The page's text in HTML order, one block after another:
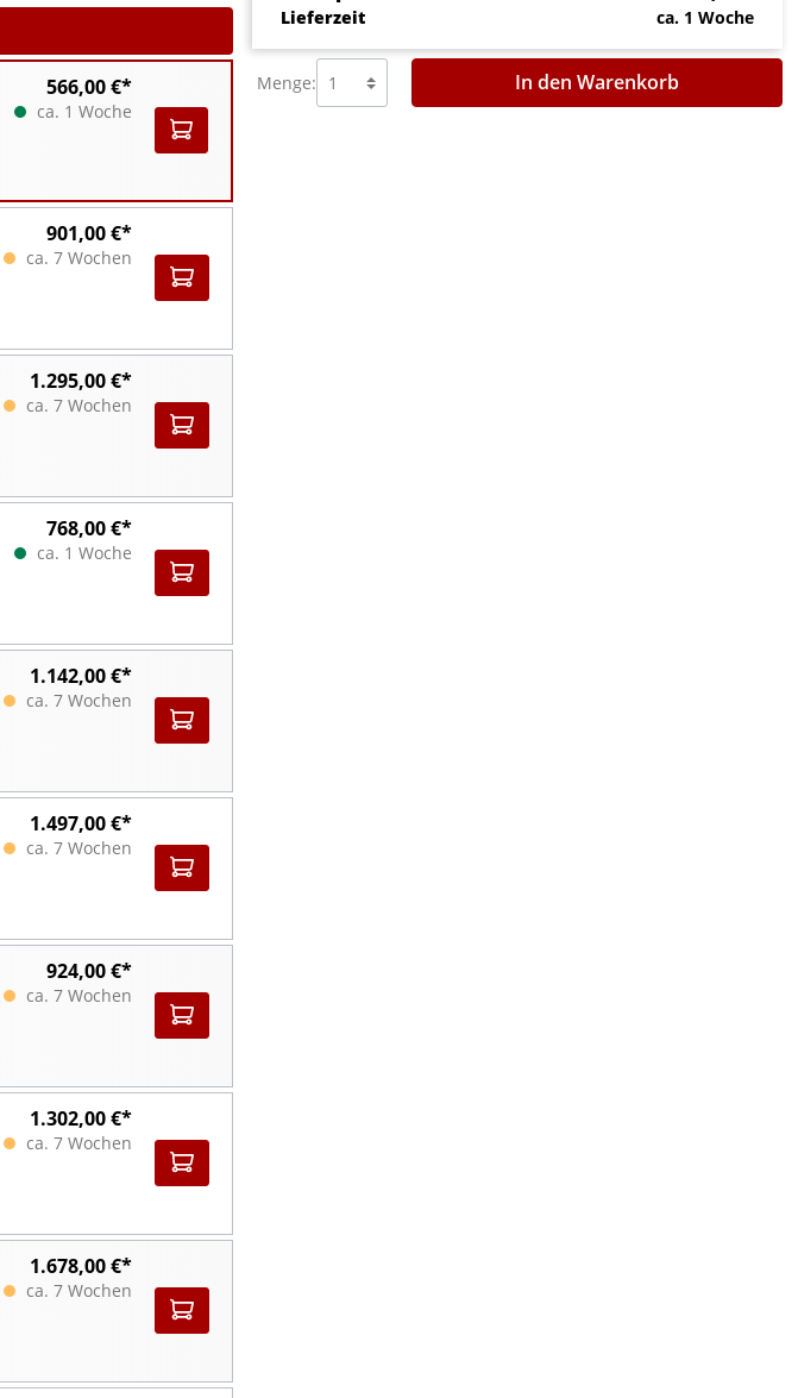
Lieferzeit ca. 1 Woche
Menge: In den Warenkorb
566,00 €*
ca. 1 Woche
901,00 €*
ca. 7 Wochen
1.295,00 €*
ca. 7 Wochen
768,00 €*
ca. 1 Woche
1.142,00 €*
ca. 7 Wochen
1.497,00 €*
ca. 7 Wochen
924,00 €*
ca. 7 Wochen
1.302,00 €*
ca. 7 Wochen
1.678,00 €*
ca. 7 Wochen